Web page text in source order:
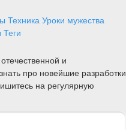
Техника Уроки мужества
Теги
и
про новейшие разработки
на регулярную